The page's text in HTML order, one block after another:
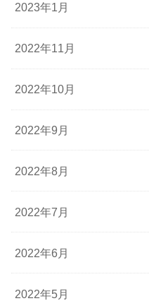
2023年1月
2022年11月
2022年10月
2022年9月
2022年8月
2022年7月
2022年6月
2022年5月